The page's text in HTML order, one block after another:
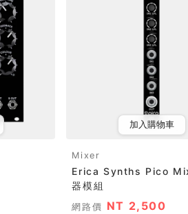
加入購物車
Mixer
Erica Synths Pico
器模組
網路價 NT 2,500